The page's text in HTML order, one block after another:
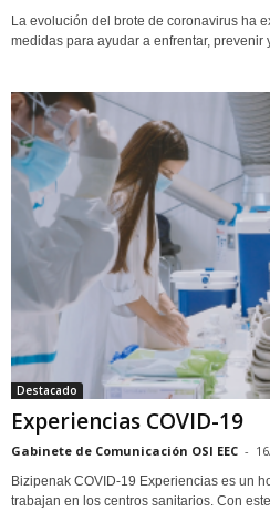
La evolución del brote de coronavirus ha
medidas para ayudar a enfrentar, prevenir
Destacado
Experiencias COVID-19
Gabinete de Comunicación OSI EEC -
Bizipenak COVID-19 Experiencias es un
trabajan en los centros sanitarios. Con